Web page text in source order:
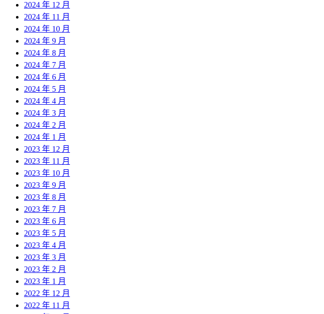
2024 年 12 月
2024 年 11 月
2024 年 10 月
2024 年 9 月
2024 年 8 月
2024 年 7 月
2024 年 6 月
2024 年 5 月
2024 年 4 月
2024 年 3 月
2024 年 2 月
2024 年 1 月
2023 年 12 月
2023 年 11 月
2023 年 10 月
2023 年 9 月
2023 年 8 月
2023 年 7 月
2023 年 6 月
2023 年 5 月
2023 年 4 月
2023 年 3 月
2023 年 2 月
2023 年 1 月
2022 年 12 月
2022 年 11 月